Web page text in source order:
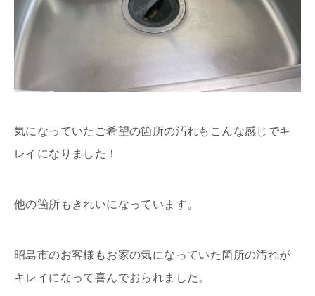
気になっていたご希望の箇所の汚れもこんな感じでキ
レイになりました！
他の箇所もきれいになっています。
昭島市のお客様もお家の気になっていた箇所の汚れが
キレイになって喜んでおられました。